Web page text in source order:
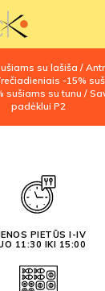
su lašiša /
-15%
sušiams su tunu /
padėklui P2
PIETŪS I-IV
11:30 IKI 15:00